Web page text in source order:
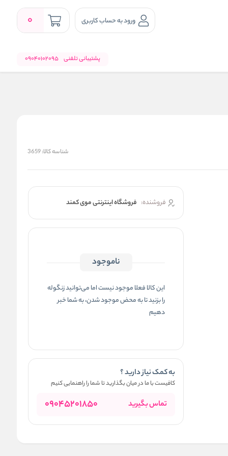
ورود به حساب کاربری 0
پشتیبانی تلفنی 09040102095
شناسه کالا:3659
فروشنده: فروشگاه اینترنتی موی کمند
ناموجود
این کالا فعلا موجود نیست اما می‌توانید زنگوله
را بزنید تا به محض موجود شدن، به شما خبر
دهیم
به کمک نیاز دارید ؟
کافیست با ما در میان بگذارید تا شما را راهنمایی کنیم
تماس بگیرید 09045201850